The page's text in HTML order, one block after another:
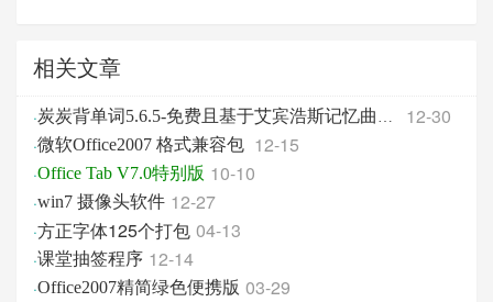
相关文章
· 炭炭背单词5.6.5-免费且基于艾宾浩斯记忆曲线的高效背单词 12-30
·微软Office2007 格式兼容包 12-15
·Office Tab V7.0特别版 10-10
·win7 摄像头软件 12-27
·方正字体125个打包 04-13
·课堂抽签程序 12-14
·Office2007精简绿色便携版 03-29